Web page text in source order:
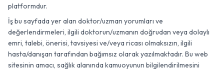
platformdur.
İş bu sayfada yer alan doktor/uzman yorumları ve
değerlendirmeleri, ilgili doktorun/uzmanın doğrudan veya dolaylı
emri, talebi, önerisi, tavsiyesi ve/veya ricası olmaksızın, ilgili
hasta/danışan tarafından bağımsız olarak yazılmaktadır. Bu web
sitesinin amacı, sağlık alanında kamuoyunun bilgilendirilmesini